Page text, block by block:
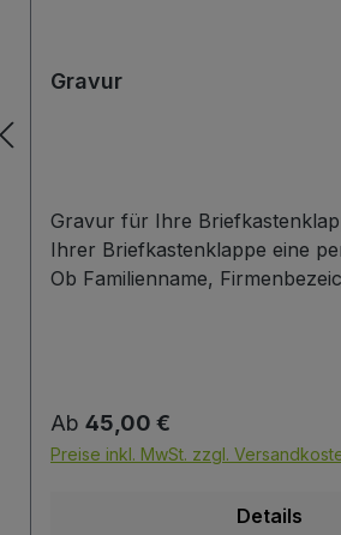
Gravur
Gravur für Ihre
Ihrer Briefkastenklappe eine
Ob Familienname,
stellen wir Ihnen eine
Verfügung. Laden Sie einfach
passen Sie Schrift, Text und
Regulärer Preis:
Ab 45,00 €
Preise inkl. MwSt. zzgl.
Details